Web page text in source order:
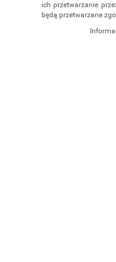
ich przetwarzanie
będą przetwarzane